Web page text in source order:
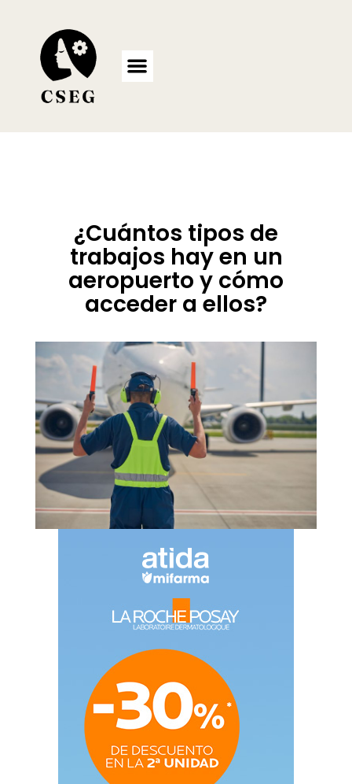
contenido
¿Cuántos tipos de
trabajos hay en un
aeropuerto y cómo
acceder a ellos?